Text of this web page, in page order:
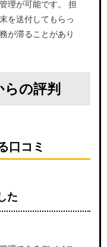
理が可能です。 担
を送付してもらっ
が滞ることがあり
の評判
口コミ
た